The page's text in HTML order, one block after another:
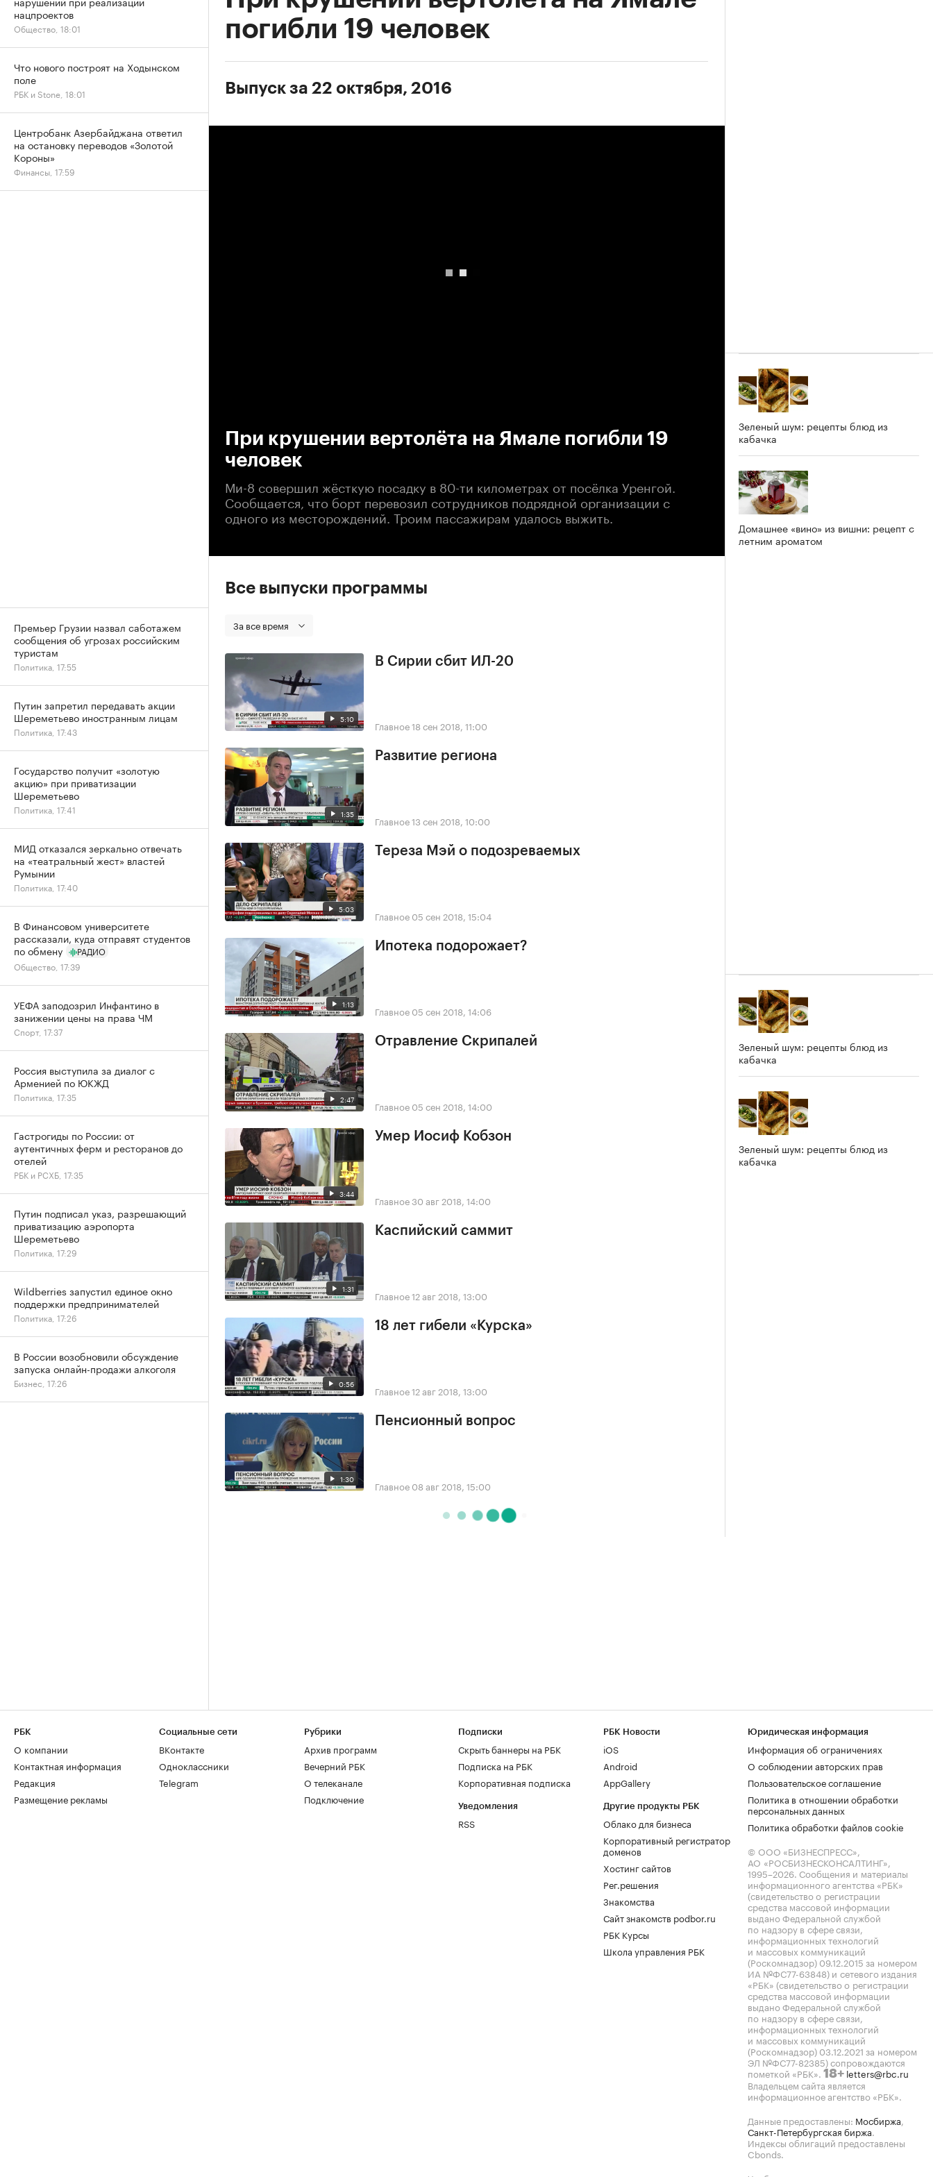
погибли 19 человек
Выпуск за 22 октября, 2016
При крушении вертолёта на Ямале погибли 19
человек
Ми-8 совершил жёсткую посадку в 80-ти километрах от посёлка Уренгой.
Сообщается, что борт перевозил сотрудников подрядной организации с
одного из месторождений. Троим пассажирам удалось выжить.
Все выпуски программы
За все время
5:10
В Сирии сбит ИЛ-20
Главное18 сен 2018, 11:00
1:35
Развитие региона
Главное13 сен 2018, 10:00
5:03
Тереза Мэй о подозреваемых
Главное 05 сен 2018, 15:04
1:13
Ипотека подорожает?
Главное 05 сен 2018, 14:06
2:47
Отравление Скрипалей
Главное 05 сен 2018, 14:00
3:44
Умер Иосиф Кобзон
Главное30 авг 2018, 14:00
1:31
Каспийский саммит
Главное12 авг 2018, 13:00
0:56
18 лет гибели «Курска»
Главное12 авг 2018, 13:00
1:30
Пенсионный вопрос
Главное 08 авг 2018, 15:00
Зеленый шум: рецепты блюд из
кабачка
Домашнее «вино» из вишни: рецепт с
летним ароматом
Зеленый шум: рецепты блюд из
кабачка
Зеленый шум: рецепты блюд из
кабачка
нацпроектов
Общество, 18:01
Что нового построят на Ходынском
поле
РБК и Stone, 18:01
Центробанк Азербайджана ответил
на остановку переводов «Золотой
Короны»
Финансы, 17:59
Премьер Грузии назвал саботажем
сообщения об угрозах российским
туристам
Политика, 17:55
Путин запретил передавать акции
Шереметьево иностранным лицам
Политика, 17:43
Государство получит «золотую
акцию» при приватизации
Шереметьево
Политика, 17:41
МИД отказался зеркально отвечать
на «театральный жест» властей
Румынии
Политика, 17:40
В Финансовом университете
рассказали, куда отправят студентов
по обмену
РАДИО
Общество, 17:39
УЕФА заподозрил Инфантино в
занижении цены на права ЧМ
Спорт, 17:37
Россия выступила за диалог с
Арменией по ЮКЖД
Политика, 17:35
Гастрогиды по России: от
аутентичных ферм и ресторанов до
отелей
РБК и РСХБ, 17:35
Путин подписал указ, разрешающий
приватизацию аэропорта
Шереметьево
Политика, 17:29
Wildberries запустил единое окно
поддержки предпринимателей
Политика, 17:26
В России возобновили обсуждение
запуска онлайн-продажи алкоголя
Бизнес, 17:26
РБК
О компании
Контактная информация
Редакция
Размещение рекламы
Социальные сети
ВКонтакте
Одноклассники
Telegram
Рубрики
Архив программ
Вечерний РБК
О телеканале
Подключение
Подписки
Скрыть баннеры на РБК
Подписка на РБК
Корпоративная подписка
Уведомления
RSS
РБК Новости
iOS
Android
AppGallery
Другие продукты РБК
Облако для бизнеса
Корпоративный регистратор
доменов
Хостинг сайтов
Рег.решения
Знакомства
Сайт знакомств podbor.ru
РБК Курсы
Школа управления РБК
Юридическая информация
Информация об ограничениях
О соблюдении авторских прав
Пользовательское соглашение
Политика в отношении обработки
персональных данных
Политика обработки файлов cookie
© ООО «БИЗНЕСПРЕСС»,
АО «РОСБИЗНЕСКОНСАЛТИНГ»,
1995–2026. Сообщения и материалы
информационного агентства «РБК»
(свидетельство о регистрации
средства массовой информации
выдано Федеральной службой
по надзору в сфере связи,
информационных технологий
и массовых коммуникаций
(Роскомнадзор) 09.12.2015 за номером
ИА №ФС77-63848) и сетевого издания
«РБК» (свидетельство о регистрации
средства массовой информации
выдано Федеральной службой
по надзору в сфере связи,
информационных технологий
и массовых коммуникаций
(Роскомнадзор) 03.12.2021 за номером
ЭЛ №ФС77-82385) сопровождаются
пометкой «РБК». 18+ letters@rbc.ru
Владельцем сайта является
информационное агентство «РБК».
Данные предоставлены: Мосбиржа,
Санкт-Петербургская биржа.
Индексы облигаций предоставлены
Cbonds.